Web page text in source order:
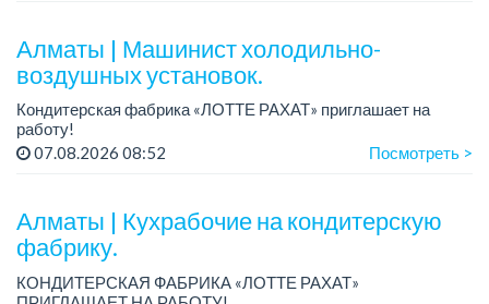
Алматы | Машинист холодильно-
воздушных установок.
Кондитерская фабрика «ЛОТТЕ РАХАТ» приглашает на
работу!
Зарплата: от 293 099 до 390 328 тенге.
07.08.2026 08:52 Посмотреть >
Алматы | Кухрабочие на кондитерскую
фабрику.
КОНДИТЕРСКАЯ ФАБРИКА «ЛОТТЕ РАХАТ»